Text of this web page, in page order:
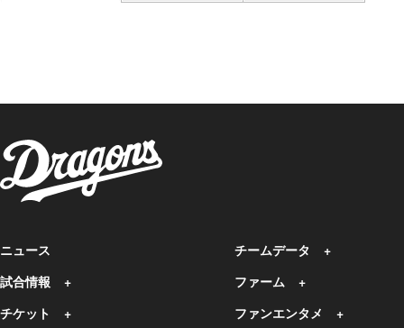
ニュース
試合情報
チケット
チームデータ
ファーム
ファンエンタメ